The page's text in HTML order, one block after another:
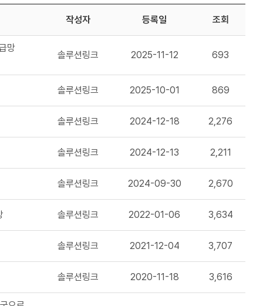
작성자 등록일 조회
망
솔루션링크 2025-11-12 693
솔루션링크 2025-10-01 869
솔루션링크 2024-12-18 2,276
솔루션링크 2024-12-13 2,211
솔루션링크 2024-09-30 2,670
솔루션링크 2022-01-06 3,634
솔루션링크 2021-12-04 3,707
솔루션링크 2020-11-18 3,616